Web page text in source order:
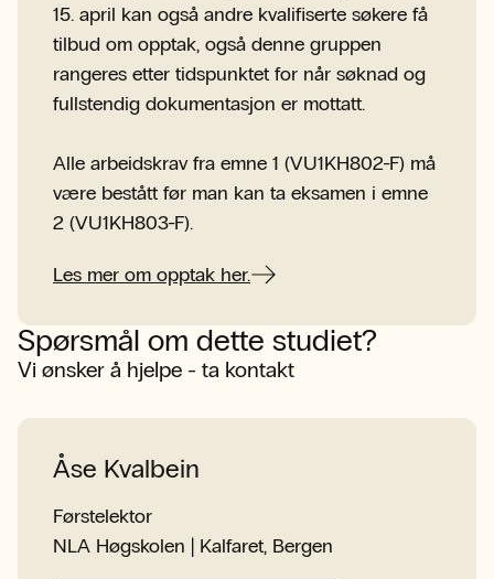
15. april kan også andre kvalifiserte søkere få
tilbud om opptak, også denne gruppen
rangeres etter tidspunktet for når søknad og
fullstendig dokumentasjon er mottatt.
Alle arbeidskrav fra emne 1 (VU1KH802-F) må
være bestått før man kan ta eksamen i emne
2 (VU1KH803-F).
Les mer om opptak her.
Spørsmål om dette studiet?
Vi ønsker å hjelpe - ta kontakt
Åse Kvalbein
Førstelektor
NLA Høgskolen | Kalfaret, Bergen